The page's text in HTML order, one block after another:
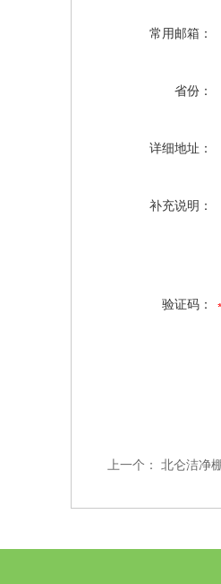
常用邮箱：
省份：
详细地址：
补充说明：
验证码：
上一个： 北仑洁净